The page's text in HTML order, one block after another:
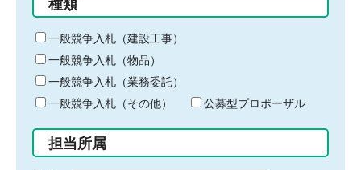
る
キ
ー
ワ
ー
ド
入
力
種類
一般競争入札（建設工事）
一般競争入札（物品）
一般競争入札（業務委託）
一般競争入札（その他）
公募型プロポーザル
担当所属